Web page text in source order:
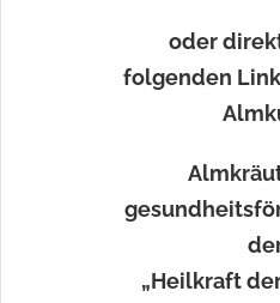
oder
folgenden
„Heilkraft